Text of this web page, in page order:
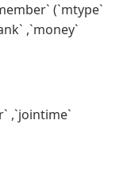
(`mtype`
,`money`
,`jointime`